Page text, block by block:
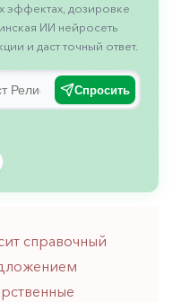
эффектах, дозировке
ИИ нейросеть
и даст точный ответ.
Спросить
справочный